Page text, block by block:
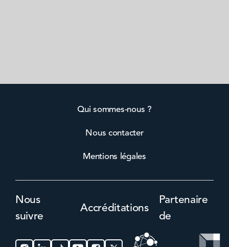
Qui sommes-nous ?
Nous contacter
Mentions légales
Nous
suivre
Accréditations
Partenaire
de